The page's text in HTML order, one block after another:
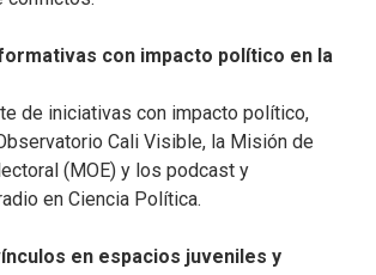
con impacto político en la
de iniciativas con impacto político,
Cali Visible, la Misión de
(MOE) y los podcast y
en Ciencia Política.
en espacios juveniles y